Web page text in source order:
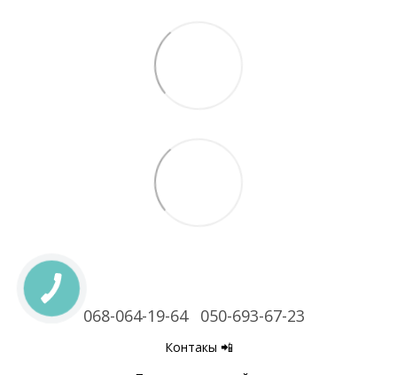
068-064-19-64 050-693-67-23
Контакы 📲